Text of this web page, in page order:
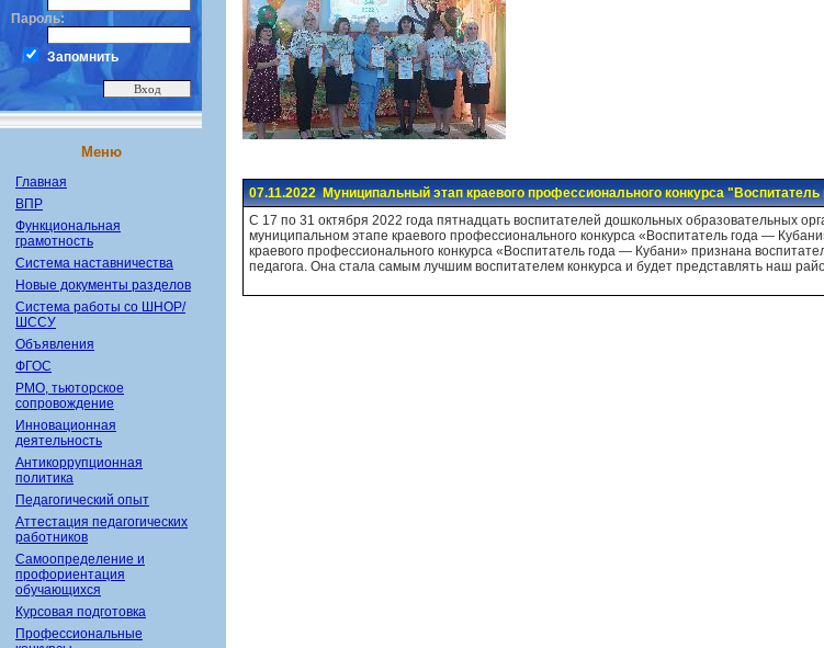
Пароль:
Запомнить
Меню
Главная
ВПР
Функциональная
грамотность
Система наставничества
Новые документы разделов
Система работы со ШНОР/
ШССУ
Объявления
ФГОС
РМО, тьюторское
сопровождение
Инновационная
деятельность
Антикоррупционная
политика
Педагогический опыт
Аттестация педагогических
работников
Самоопределение и
профориентация
обучающихся
Курсовая подготовка
Профессиональные
07.11.2022 Муниципальный этап краевого профессионального конкурса "Воспитатель
С 17 по 31 октября 2022 года пятнадцать воспитателей дошкольных образовательных
муниципальном этапе краевого профессионального конкурса «Воспитатель года —
краевого профессионального конкурса «Воспитатель года — Кубани» признана
педагога. Она стала самым лучшим воспитателем конкурса и будет представлять наш